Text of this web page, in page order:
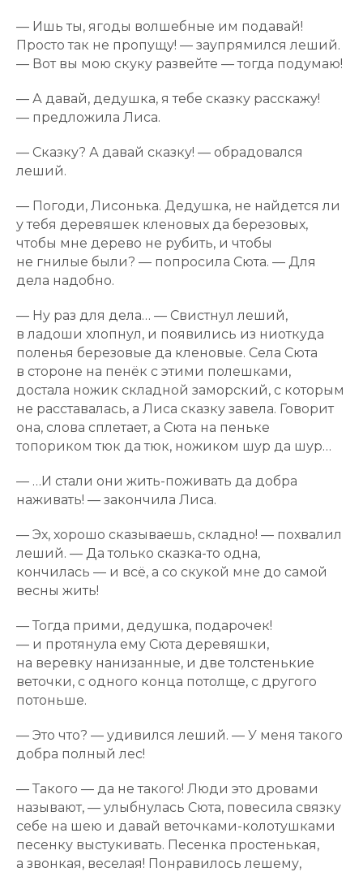
— Ишь ты, ягоды волшебные им подавай!
Просто так не пропущу! — заупрямился леший.
— Вот вы мою скуку развейте — тогда подумаю!
— А давай, дедушка, я тебе сказку расскажу!
— предложила Лиса.
— Сказку? А давай сказку! — обрадовался
леший.
— Погоди, Лисонька. Дедушка, не найдется ли
у тебя деревяшек кленовых да березовых,
чтобы мне дерево не рубить, и чтобы
не гнилые были? — попросила Сюта. — Для
дела надобно.
— Ну раз для дела… — Свистнул леший,
в ладоши хлопнул, и появились из ниоткуда
поленья березовые да кленовые. Села Сюта
в стороне на пенёк с этими полешками,
достала ножик складной заморский, с которым
не расставалась, а Лиса сказку завела. Говорит
она, слова сплетает, а Сюта на пеньке
топориком тюк да тюк, ножиком шур да шур…
— …И стали они жить-поживать да добра
наживать! — закончила Лиса.
— Эх, хорошо сказываешь, складно! — похвалил
леший. — Да только сказка-то одна,
кончилась — и всё, а со скукой мне до самой
весны жить!
— Тогда прими, дедушка, подарочек!
— и протянула ему Сюта деревяшки,
на веревку нанизанные, и две толстенькие
веточки, с одного конца потолще, с другого
потоньше.
— Это что? — удивился леший. — У меня такого
добра полный лес!
— Такого — да не такого! Люди это дровами
называют, — улыбнулась Сюта, повесила связку
себе на шею и давай веточками-колотушками
песенку выстукивать. Песенка простенькая,
а звонкая, веселая! Понравилось лешему,